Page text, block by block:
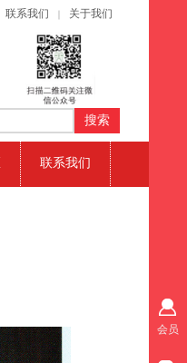
联系我们 关于我们
搜索
联系我们
会员